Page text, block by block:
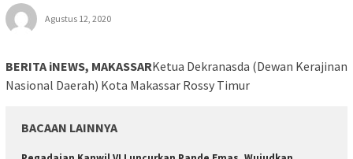
Agustus 12, 2020
BERITA iNEWS, MAKASSARKetua Dekranasda (Dewan Kerajinan
Nasional Daerah) Kota Makassar Rossy Timur
BACAAN LAINNYA